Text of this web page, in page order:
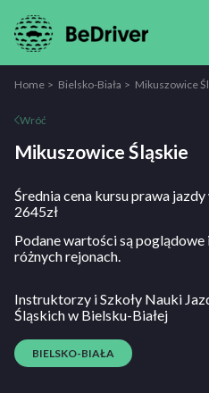
Home Bielsko-Biała Mikuszowice
Wróć
Mikuszowice Śląskie
Średnia cena kursu prawa
2645zł
Podane wartości są poglądowe
różnych rejonach.
Instruktorzy i Szkoły Nauki
Śląskich w Bielsku-Białej
BIELSKO-BIAŁA